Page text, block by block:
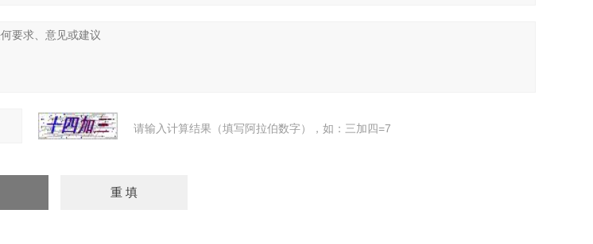
请输入计算结果（填写阿拉伯数字），如：三加四=7